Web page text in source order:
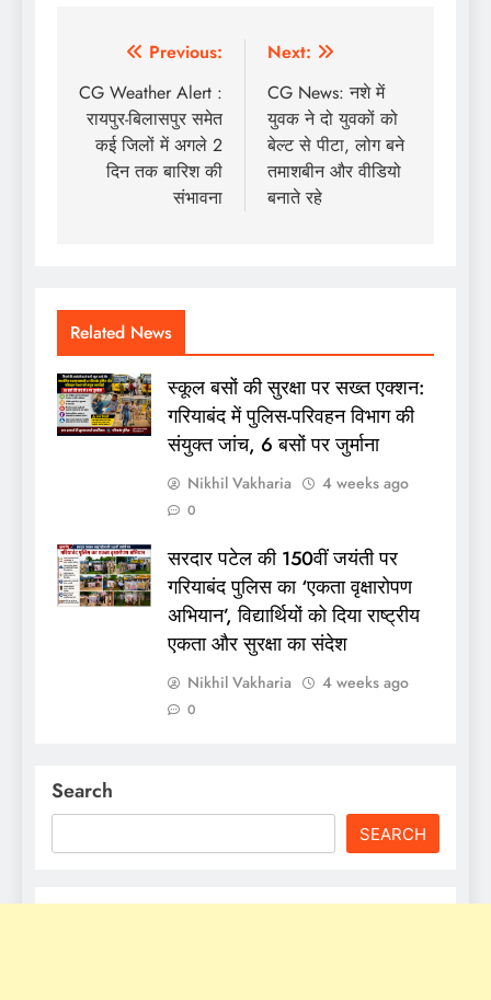
Post
navigation
Previous:
CG Weather Alert :
रायपुर-बिलासपुर समेत
कई जिलों में अगले 2
दिन तक बारिश की
संभावना
Next:
CG News: नशे में
युवक ने दो युवकों को
बेल्ट से पीटा, लोग बने
तमाशबीन और वीडियो
बनाते रहे
Related News
स्कूल बसों की सुरक्षा पर सख्त एक्शन:
गरियाबंद में पुलिस-परिवहन विभाग की
संयुक्त जांच, 6 बसों पर जुर्माना
Nikhil Vakharia 4 weeks ago
0
सरदार पटेल की 150वीं जयंती पर
गरियाबंद पुलिस का ‘एकता वृक्षारोपण
अभियान’, विद्यार्थियों को दिया राष्ट्रीय
एकता और सुरक्षा का संदेश
Nikhil Vakharia 4 weeks ago
0
Search
SEARCH